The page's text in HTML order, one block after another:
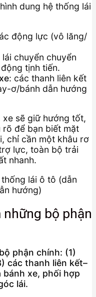
dung hệ thống lái
động lực (vô lăng/
chuyển chuyển
tịnh tiến.
: các thanh liên kết
ơ/bánh dẫn hướng
xe sẽ giữ hướng tốt,
rõ để bạn biết mặt
chỉ cần một khâu rơ
lực, toàn bộ trải
nhanh.
bộ phận
phận chính: (1)
các thanh liên kết–
xe, phối hợp
lái.